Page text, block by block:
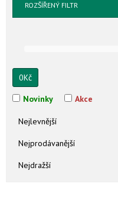
ROZŠÍŘENÝ FILTR
0Kč
Novinky Akce
Nejlevnější
Nejprodávanější
Nejdražší